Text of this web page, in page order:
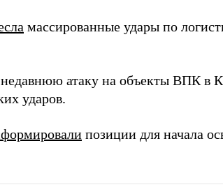
массированные удары по
недавнюю атаку на объекты ВПК в
ударов.
позиции для начала